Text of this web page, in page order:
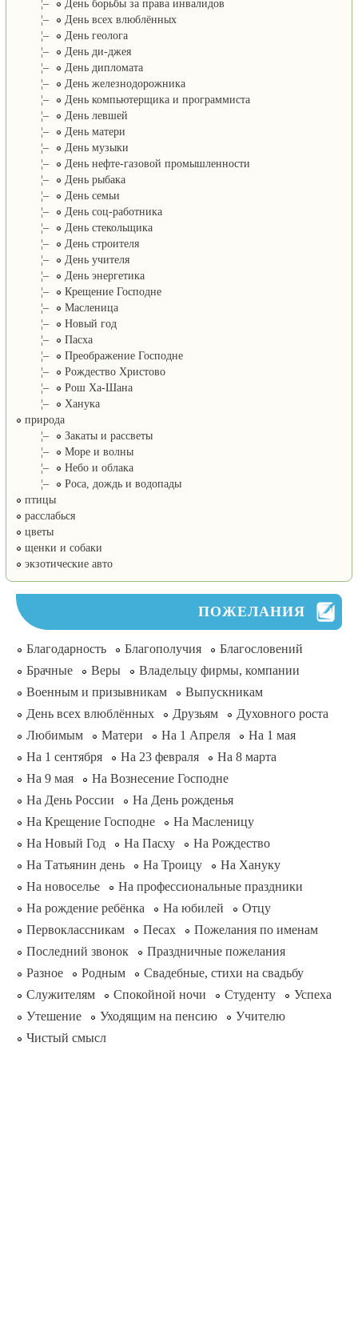
¦–
День борьбы за права инвалидов
¦–
День всех влюблённых
¦–
День геолога
¦–
День ди-джея
¦–
День дипломата
¦–
День железнодорожника
¦–
День компьютерщика и программиста
¦–
День левшей
¦–
День матери
¦–
День музыки
¦–
День нефте-газовой промышленности
¦–
День рыбака
¦–
День семьи
¦–
День соц-работника
¦–
День стекольщика
¦–
День строителя
¦–
День учителя
¦–
День энергетика
¦–
Крещение Господне
¦–
Масленица
¦–
Новый год
¦–
Пасха
¦–
Преображение Господне
¦–
Рождество Христово
¦–
Рош Ха-Шана
¦–
Ханука
природа
¦–
Закаты и рассветы
¦–
Море и волны
¦–
Небо и облака
¦–
Роса, дождь и водопады
птицы
расслабься
цветы
щенки и собаки
экзотические авто
ПОЖЕЛАНИЯ
Благодарность Благополучия
Благословений
Брачные
Веры
Владельцу фирмы, компании
Военным и призывникам
Выпускникам
День всех влюблённых
Друзьям
Духовного роста
Любимым
Матери На 1 Апреля
На 1 мая
На 1 сентября
На 23 февраля
На 8 марта
На 9 мая
На Вознесение Господне
На День России
На День рожденья
На Крещение Господне
На Масленицу
На Новый Год
На Пасху
На Рождество
На Татьянин день
На Троицу
На Хануку
На новоселье
На профессиональные праздники
На рождение ребёнка
На юбилей
Отцу
Первоклассникам
Песах
Пожелания по именам
Последний звонок
Праздничные пожелания
Разное
Родным
Свадебные, стихи на свадьбу
Служителям
Спокойной ночи Студенту
Успеха
Утешение
Уходящим на пенсию
Учителю
Чистый смысл